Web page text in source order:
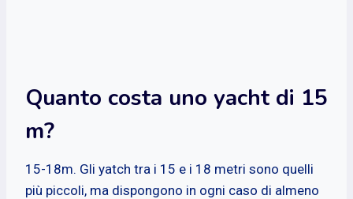
Quanto costa uno yacht di 15
m?
15-18m. Gli yatch tra i 15 e i 18 metri sono quelli
più piccoli, ma dispongono in ogni caso di almeno